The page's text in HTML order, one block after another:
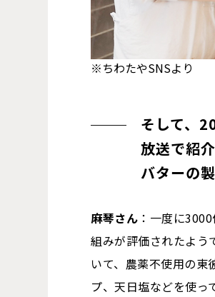
※ちわたやSNSより
そして、
放送で紹
バターの
麻琴さん ：一度に
組みが評価されたよう
いて、農薬不使用の東
プ、天日塩などを使っ